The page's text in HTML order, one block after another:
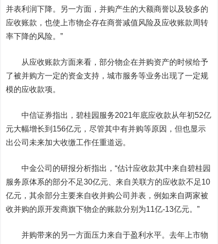
并表利润下降。另一方面，并购产生的大额商誉以及较多的
应收账款，也使上市物企存在商誉减值风险及应收账款周转
率下降的风险。”
从应收账款方面来看，部分物企在并购资产的时候给予
了被并购方一定的资金支持，城市服务等业务出现了一定规
模的应收款项。
中信证券指出，碧桂园服务2021年底应收款从年初52亿
元大幅增长到156亿元，尽管其中有并购等原因，但也显示
出公司未来加大收缴工作任重道远。
中金公司 的研报分析指出，“估计应收款其中来自碧桂园
服务原体系的部分不足30亿元、来自关联方的应收款不足10
亿元，其余部分主要来自收并购公司并表，例如来自两家被
收并购的原开发商旗下物企的账款分别为11亿-13亿元。”
并购带来的另一方面压力来自于盈利水平。去年上市物